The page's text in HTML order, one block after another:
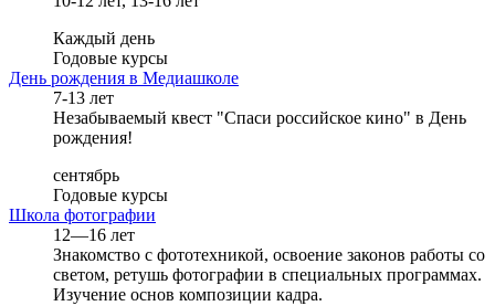
Каждый день
Годовые курсы
День рождения в Медиашколе
7-13 лет
Незабываемый квест "Спаси российское кино" в День
рождения!
сентябрь
Годовые курсы
Школа фотографии
12—16 лет
Знакомство с фототехникой, освоение законов работы со
светом, ретушь фотографии в специальных программах.
Изучение основ композиции кадра.